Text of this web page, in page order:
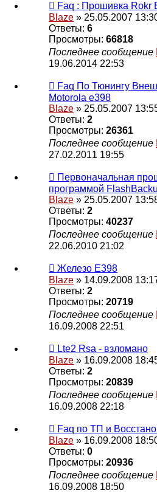
Faq : Прошивка Rokr
Blaze » 25.05.2007
Ответы: 6
Просмотры: 66818
Последнее сообщение
19.06.2014 22:53
Faq По Тюнингу
Motorola e398
Blaze » 25.05.2007
Ответы: 2
Просмотры: 26361
Последнее сообщение
27.02.2011 19:55
Первоначальная
программой
Blaze » 25.05.2007
Ответы: 2
Просмотры: 40237
Последнее сообщение
22.06.2010 21:02
Железо Е398
Blaze » 14.09.2008
Ответы: 2
Просмотры: 20719
Последнее сообщение
16.09.2008 22:51
Lte2 Rsa - взломано
Blaze » 16.09.2008
Ответы: 2
Просмотры: 20839
Последнее сообщение
16.09.2008 22:18
Faq по ТП и
Blaze » 16.09.2008
Ответы: 0
Просмотры: 20936
Последнее сообщение
16.09.2008 18:50